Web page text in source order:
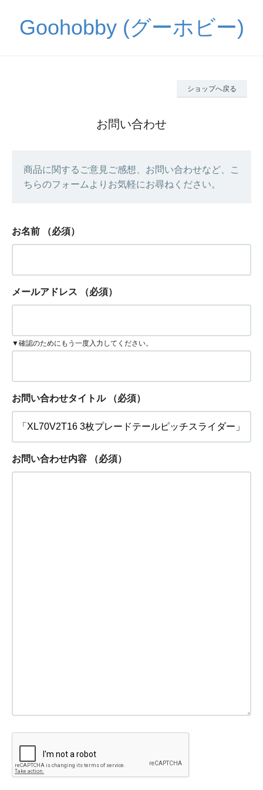
Goohobby (グーホビー)
ショップへ戻る
お問い合わせ
商品に関するご意見ご感想、お問い合わせなど、こ
ちらのフォームよりお気軽にお尋ねください。
お名前 （必須）
メールアドレス （必須）
▼確認のためにもう一度入力してください。
お問い合わせタイトル （必須）
お問い合わせ内容 （必須）